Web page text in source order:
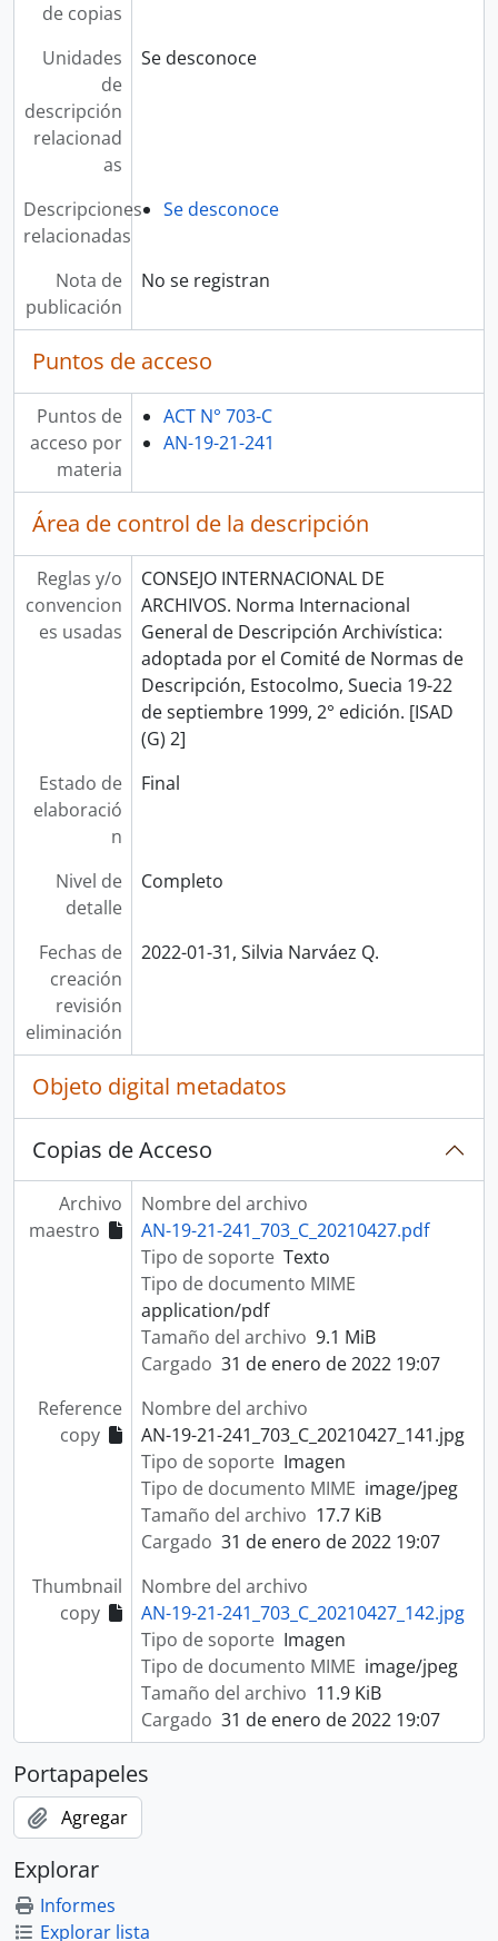
de copias
Unidades
de
descripción
relacionad
as
Se desconoce
Descripciones
relacionadas
Se desconoce
Nota de
publicación
No se registran
Puntos de acceso
Puntos de
acceso por
materia
ACT N° 703-C
AN-19-21-241
Área de control de la descripción
Reglas y/o
convencion
es usadas
CONSEJO INTERNACIONAL DE
ARCHIVOS. Norma Internacional
General de Descripción Archivística:
adoptada por el Comité de Normas de
Descripción, Estocolmo, Suecia 19-22
de septiembre 1999, 2° edición. [ISAD
(G) 2]
Estado de
elaboració
n
Final
Nivel de
detalle
Completo
Fechas de
creación
revisión
eliminación
2022-01-31, Silvia Narváez Q.
Objeto digital metadatos
Copias de Acceso
Archivo
maestro
Nombre del archivo
AN-19-21-241_703_C_20210427.pdf
Tipo de soporte Texto
Tipo de documento MIME
application/pdf
Tamaño del archivo 9.1 MiB
Cargado 31 de enero de 2022 19:07
Reference
copy
Nombre del archivo
AN-19-21-241_703_C_20210427_141.jpg
Tipo de soporte Imagen
Tipo de documento MIME image/jpeg
Tamaño del archivo 17.7 KiB
Cargado 31 de enero de 2022 19:07
Thumbnail
copy
Nombre del archivo
AN-19-21-241_703_C_20210427_142.jpg
Tipo de soporte Imagen
Tipo de documento MIME image/jpeg
Tamaño del archivo 11.9 KiB
Cargado 31 de enero de 2022 19:07
Portapapeles
Agregar
Explorar
Informes
Explorar lista